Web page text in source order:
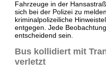
Fahrzeuge in der
sich bei der Polizei zu
kriminalpolizeiliche
entgegen. Jede
entscheidend sein.
Bus kollidiert mit
verletzt